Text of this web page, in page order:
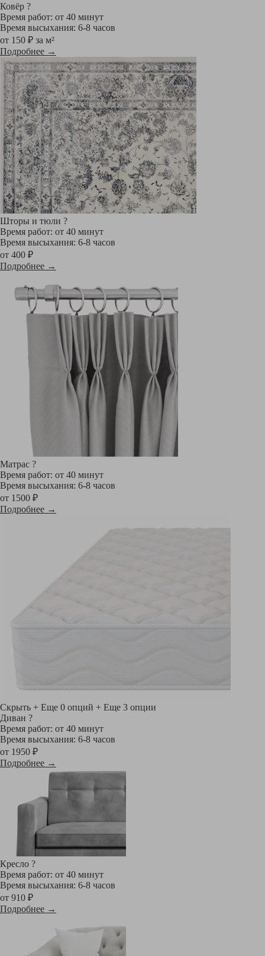
Ковёр ?
Время работ: от 40 минут
Время высыхания: 6-8 часов
от 150 ₽ за м²
Подробнее →
Шторы и тюли ?
Время работ: от 40 минут
Время высыхания: 6-8 часов
от 400 ₽
Подробнее →
Матрас ?
Время работ: от 40 минут
Время высыхания: 6-8 часов
от 1500 ₽
Подробнее →
Скрыть + Еще 0 опций + Еще 3 опции
Диван ?
Время работ: от 40 минут
Время высыхания: 6-8 часов
от 1950 ₽
Подробнее →
Кресло ?
Время работ: от 40 минут
Время высыхания: 6-8 часов
от 910 ₽
Подробнее →